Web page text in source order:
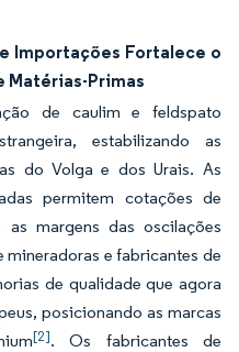
Importações Fortalece o
Matérias-Primas
de caulim e feldspato
estabilizando as
do Volga e dos Urais. As
permitem cotações de
margens das oscilações
e fabricantes de
de qualidade que agora
posicionando as marcas
[2]. Os fabricantes de